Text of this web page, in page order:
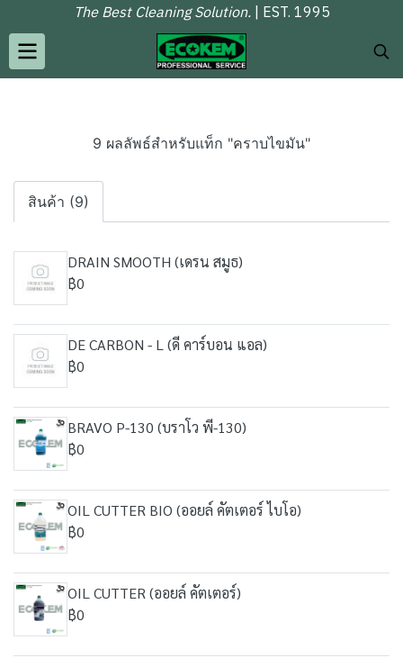
The Best Cleaning Solution.| EST. 1995
9 ผลลัพธ์สำหรับแท็ก "คราบไขมัน"
สินค้า (9)
DRAIN SMOOTH (เดรน สมูธ)
฿0
DE CARBON - L (ดี คาร์บอน แอล)
฿0
BRAVO P-130 (บราโว พี-130)
฿0
OIL CUTTER BIO (ออยล์ คัตเตอร์ ไบโอ)
฿0
OIL CUTTER (ออยล์ คัตเตอร์)
฿0